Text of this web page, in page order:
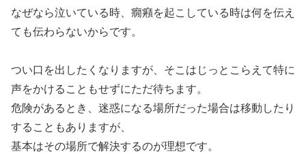
なぜなら泣いている時、癇癪を起こしている時は何を伝え
ても伝わらないからです。
つい口を出したくなりますが、そこはじっとこらえて特に
声をかけることもせずにただ待ちます。
危険があるとき、迷惑になる場所だった場合は移動したり
することもありますが、
基本はその場所で解決するのが理想です。